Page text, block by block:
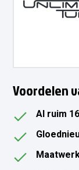
Voordelen
Al ruim